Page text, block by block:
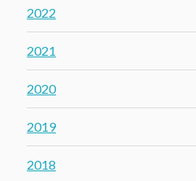
2022
2021
2020
2019
2018